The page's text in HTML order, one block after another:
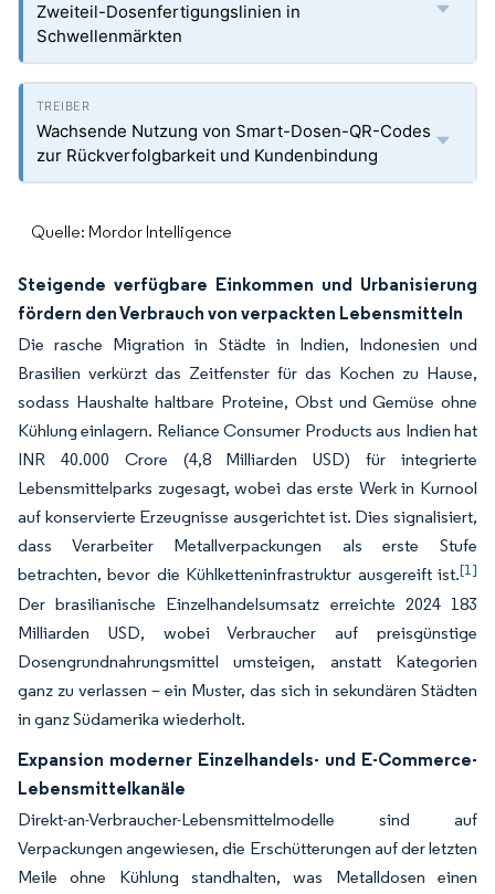
Zweiteil-Dosenfertigungslinien in
Schwellenmärkten
Wachsende Nutzung von Smart-Dosen-QR-Codes
zur Rückverfolgbarkeit und Kundenbindung
Quelle: Mordor Intelligence
Steigende verfügbare Einkommen und Urbanisierung
fördern den Verbrauch von verpackten Lebensmitteln
Die rasche Migration in Städte in Indien, Indonesien und
Brasilien verkürzt das Zeitfenster für das Kochen zu Hause,
sodass Haushalte haltbare Proteine, Obst und Gemüse ohne
Kühlung einlagern. Reliance Consumer Products aus Indien hat
INR 40.000 Crore (4,8 Milliarden USD) für integrierte
Lebensmittelparks zugesagt, wobei das erste Werk in Kurnool
auf konservierte Erzeugnisse ausgerichtet ist. Dies signalisiert,
dass Verarbeiter Metallverpackungen als erste Stufe
betrachten, bevor die Kühlketteninfrastruktur ausgereift ist.[1]
Der brasilianische Einzelhandelsumsatz erreichte 2024 183
Milliarden USD, wobei Verbraucher auf preisgünstige
Dosengrundnahrungsmittel umsteigen, anstatt Kategorien
ganz zu verlassen – ein Muster, das sich in sekundären Städten
in ganz Südamerika wiederholt.
Expansion moderner Einzelhandels- und E-Commerce-
Lebensmittelkanäle
Direkt-an-Verbraucher-Lebensmittelmodelle sind auf
Verpackungen angewiesen, die Erschütterungen auf der letzten
Meile ohne Kühlung standhalten, was Metalldosen einen